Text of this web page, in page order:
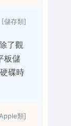
存類]
了觀
板儲
碟時
類]